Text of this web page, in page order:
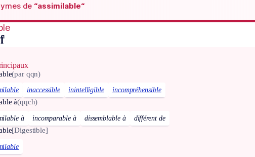
de “assimilable“
(par qqn)
inaccessible inintelligible incompréhensible
à(qqch)
à incomparable à dissemblable à différent de
[Digestible]